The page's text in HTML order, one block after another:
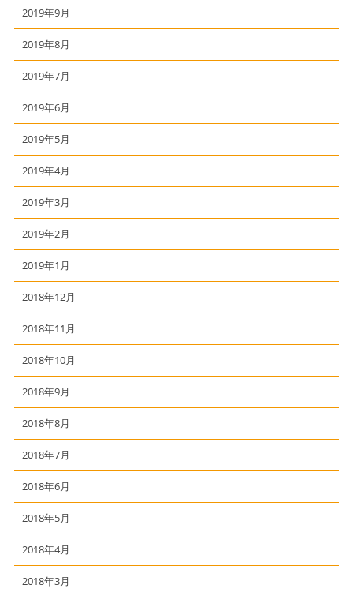
2019年9月
2019年8月
2019年7月
2019年6月
2019年5月
2019年4月
2019年3月
2019年2月
2019年1月
2018年12月
2018年11月
2018年10月
2018年9月
2018年8月
2018年7月
2018年6月
2018年5月
2018年4月
2018年3月